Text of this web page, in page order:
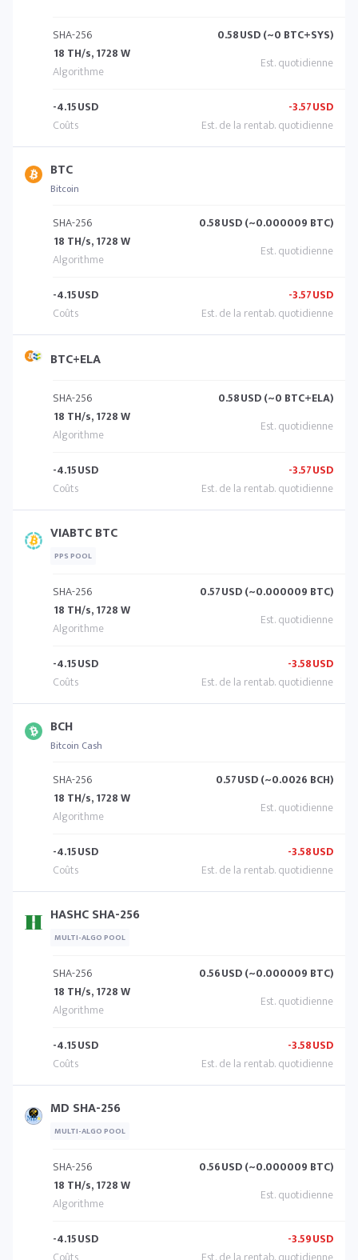
SHA-256
18 TH/s, 1728 W
0.58USD (~0 BTC+SYS)
-4.15USD -3.57USD
BTC
Bitcoin
SHA-256
18 TH/s, 1728 W
0.58USD (~0.000009 BTC)
-4.15USD -3.57USD
BTC+ELA
SHA-256
18 TH/s, 1728 W
0.58USD (~0 BTC+ELA)
-4.15USD -3.57USD
VIABTC BTC
PPS POOL
SHA-256
18 TH/s, 1728 W
0.57USD (~0.000009 BTC)
-4.15USD -3.58USD
BCH
Bitcoin Cash
SHA-256
18 TH/s, 1728 W
0.57USD (~0.0026 BCH)
-4.15USD -3.58USD
HASHC SHA-256
MULTI-ALGO POOL
SHA-256
18 TH/s, 1728 W
0.56USD (~0.000009 BTC)
-4.15USD -3.58USD
MD SHA-256
MULTI-ALGO POOL
SHA-256
18 TH/s, 1728 W
0.56USD (~0.000009 BTC)
-4.15USD -3.59USD